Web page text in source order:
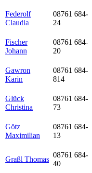
Federolf
Claudia
08761 684-
24
Fischer
Johann
08761 684-
20
Gawron
Karin
08761 684-
814
Glück
Christina
08761 684-
73
Götz
Maximilian
08761 684-
13
Graßl Thomas
08761 684-
40